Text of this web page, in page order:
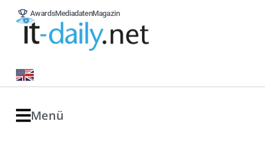
AwardsMediadatenMagazin
Menü